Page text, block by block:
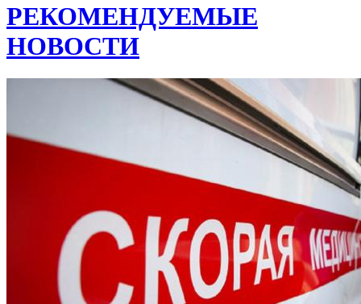
РЕКОМЕНДУЕМЫЕ
НОВОСТИ